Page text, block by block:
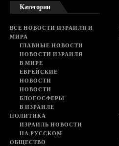
Категории
ВСЕ НОВОСТИ ИЗРАИЛЯ И
МИРА
ГЛАВНЫЕ НОВОСТИ
НОВОСТИ ИЗРАИЛЯ
В МИРЕ
ЕВРЕЙСКИЕ
НОВОСТИ
НОВОСТИ
БЛОГОСФЕРЫ
В ИЗРАИЛЕ
ПОЛИТИКА
ИЗРАИЛЬ НОВОСТИ
НА РУССКОМ
ОБЩЕСТВО